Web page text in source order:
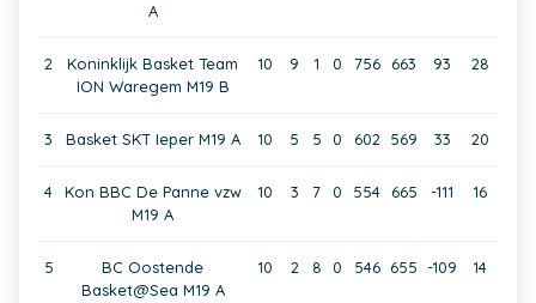
A
2
Koninklijk Basket Team
ION Waregem M19 B
10 9 1 0 756 663 93 28
3 Basket SKT Ieper M19 A 10 5 5 0 602 569 33 20
4
Kon BBC De Panne vzw
M19 A
10 3 7 0 554 665 -111 16
5
BC Oostende
Basket@Sea M19 A
10 2 8 0 546 655 -109 14